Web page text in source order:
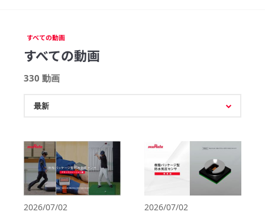
すべての動画
すべての動画
330 動画
2026/07/02
2026/07/02